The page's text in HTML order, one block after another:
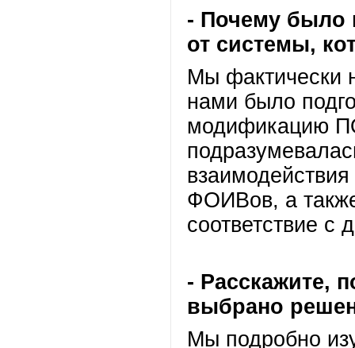
- Почему было
от системы,
Мы фактически
нами было
модификацию
ФОИВов, а
соответствие с
- Расскажите,
выбрано
Мы подробно